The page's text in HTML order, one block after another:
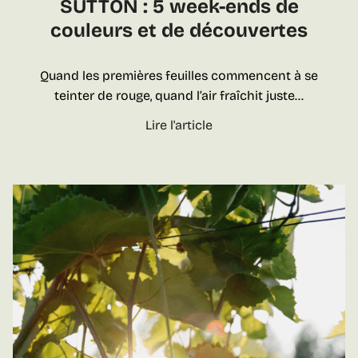
d
e
o
m
n
t
r
e
l
e
g
i
g
n
s
d
e
u
x
f
e
m
SUTTON : 5 week-ends de
couleurs et de découvertes
Quand les premières feuilles commencent à se
teinter de rouge, quand l’air fraîchit juste…
Lire l'articleF
t
v
a
l
’
a
u